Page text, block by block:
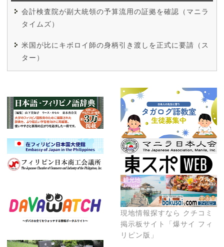
現地情報探すなら クチコミ
掲示板サイト「爆サイ フィ
リピン版」
会計検査院が副大統領の予算流用の証拠を確認（マニラ
タイムズ）
米国が比にキボロイ師の身柄引き渡しを正式に要請（ス
ター）